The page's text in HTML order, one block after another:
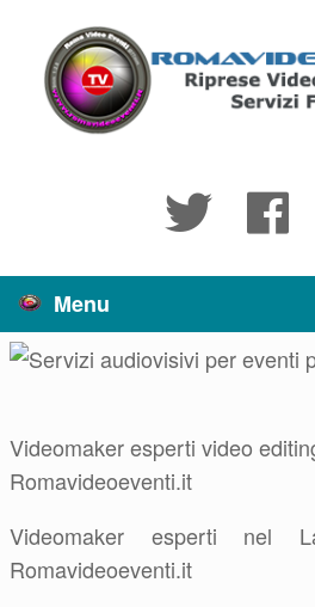
contenuto
Menu
Videomaker esperti video
Romavideoeventi.it
Videomaker esperti nel
Romavideoeventi.it